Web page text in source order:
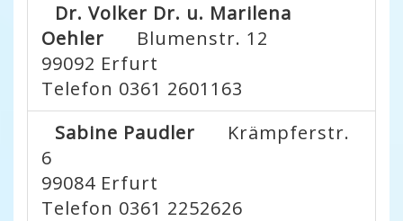
Dr. Volker Dr. u. Marilena
Oehler
Blumenstr. 12
99092 Erfurt
Telefon 0361 2601163
Sabine Paudler
Krämpferstr.
6
99084 Erfurt
Telefon 0361 2252626